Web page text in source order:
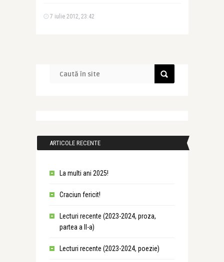
7 iulie 2012, 23:42
ARTICOLE RECENTE
La multi ani 2025!
Craciun fericit!
Lecturi recente (2023-2024, proza,
partea a II-a)
Lecturi recente (2023-2024, poezie)